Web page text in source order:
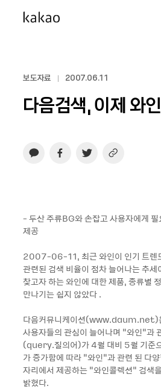
보도자료 2007.06.11
다음검색, 이제 와
- 두산 주류BG와 손잡고 사용자에게
제공
2007-06-11, 최근 와인이 인기 트렌
관련된 검색 비율이 점차 늘어나는 추
찾고자 하는 와인에 대한 제품, 종류별
만나기는 쉽지 않았다 .
다음커뮤니케이션(www.daum.net)
사용자들의 관심이 늘어나며 “와인“과
(query.질의어)가 4월 대비 5월 기준
가 증가함에 따라 “와인“과 관련 된 다
자리에서 제공하는 “와인콜렉션“ 검색
밝혔다.